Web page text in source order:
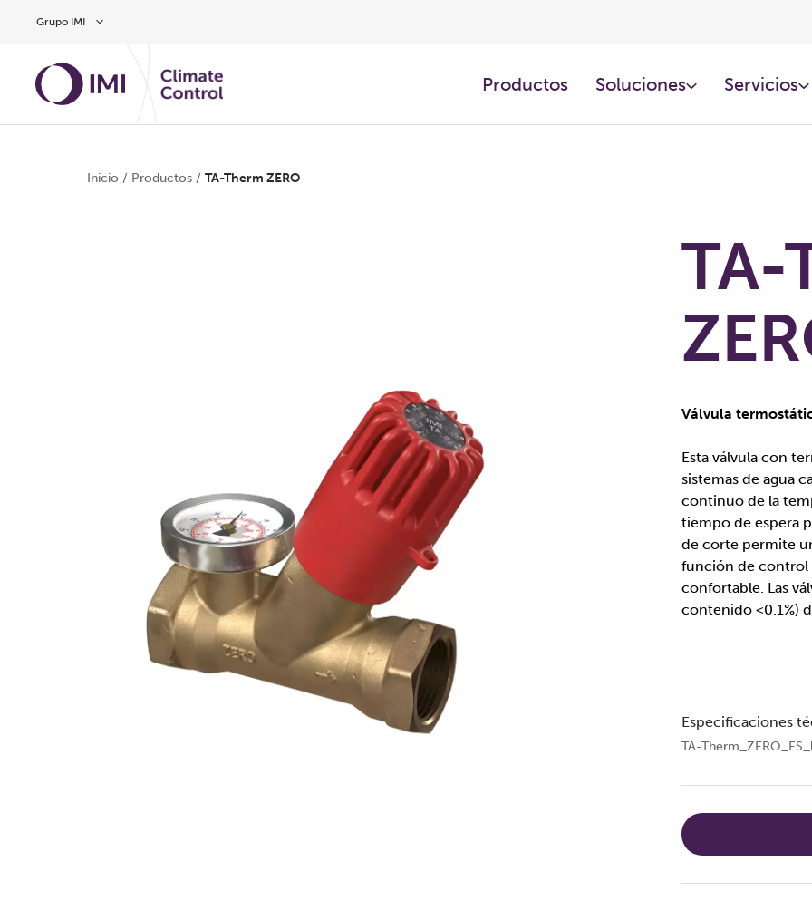
Grupo IMI
Productos​ Soluciones​ Servicios
Inicio / Productos / TA-Therm ZERO
TA-
Válvula
Esta válvula con
sistemas de agua
continuo de la
tiempo de espera
de corte permite
función de control
confortable. Las
contenido <0.1%)
Especificaciones
TA-